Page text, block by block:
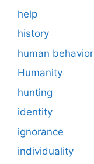
help
history
human behavior
Humanity
hunting
identity
ignorance
individuality